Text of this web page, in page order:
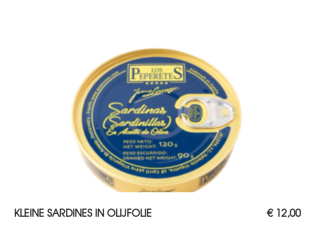
TOEVOEGEN AAN WINKELWAGEN
KLEINE SARDINES IN OLIJFOLIE €12,00